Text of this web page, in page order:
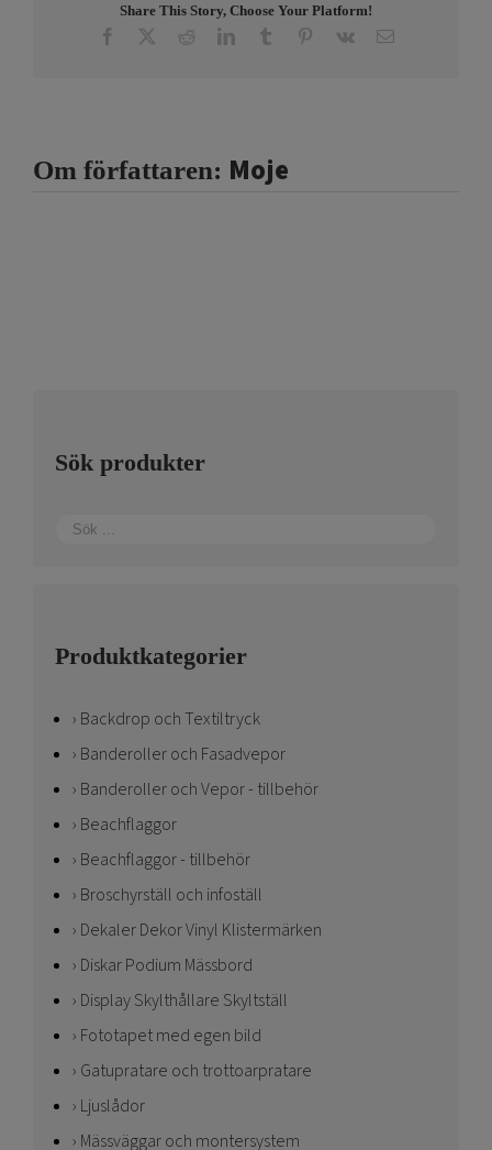
Share This Story, Choose Your Platform!
Facebook RedditLinkedInTumblr Pinterest
Vk E-
Om författaren: Moje
Sök produkter
Produktkategorier
Backdrop och Textiltryck
Banderoller och Fasadvepor
Banderoller och Vepor - tillbehör
Beachflaggor
Beachflaggor - tillbehör
Broschyrställ och infoställ
Dekaler Dekor Vinyl Klistermärken
Diskar Podium Mässbord
Display Skylthållare Skyltställ
Fototapet med egen bild
Gatupratare och trottoarpratare
Ljuslådor
Mässväggar och montersystem